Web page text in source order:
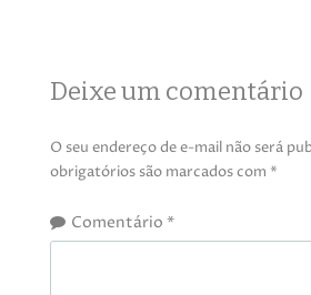
Deixe um comentário
O seu endereço de e-mail não será
obrigatórios são marcados com *
Comentário *